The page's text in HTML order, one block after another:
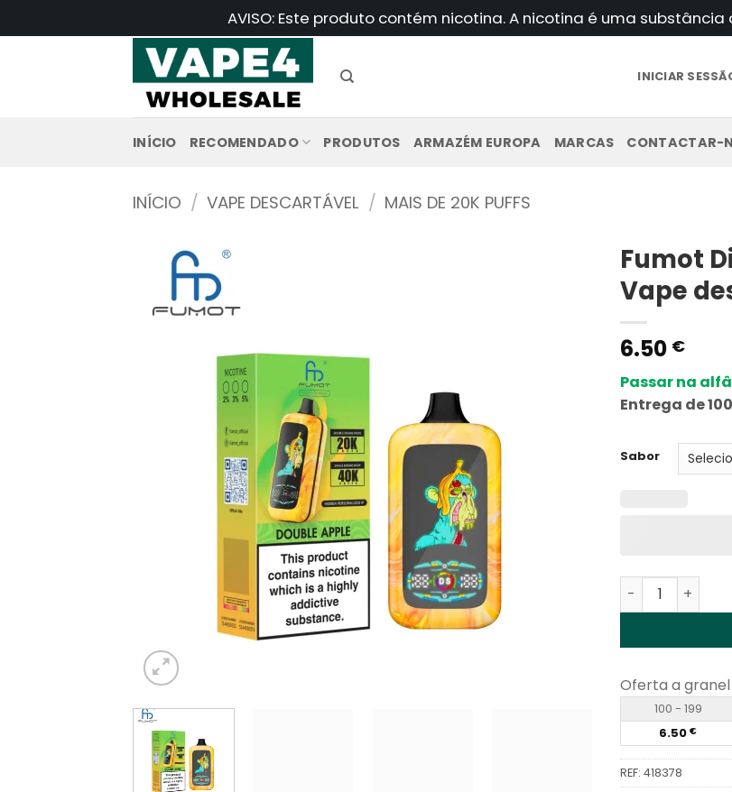
para
AVISO: Este produto contém nicotina. A nicotina é uma
INICIAR
INÍCIO RECOMENDADO PRODUTOS ARMAZÉM EUROPA MARCAS CONTACTAR-
INÍCIO / VAPE DESCARTÁVEL / MAIS DE 20K PUFFS
Fumot
Vape
6.50 €
Passar na
Entrega de
Sabor
Quantidade de
Oferta a granel
100 - 199
6.50 €
REF: 418378